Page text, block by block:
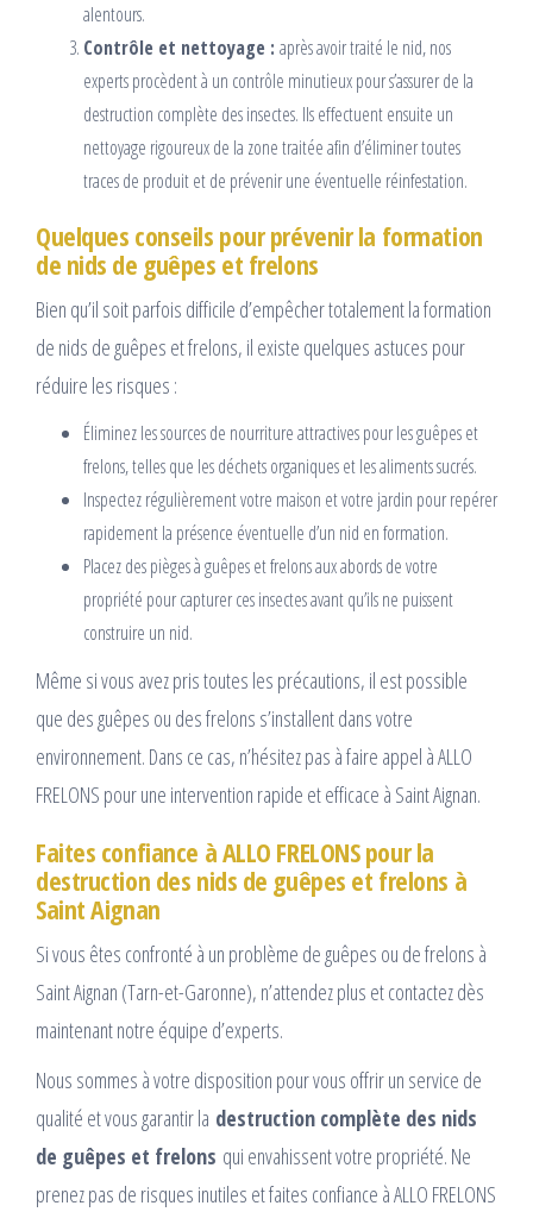
alentours.
Contrôle et nettoyage : après avoir traité le nid, nos
experts procèdent à un contrôle minutieux pour s’assurer de la
destruction complète des insectes. Ils effectuent ensuite un
nettoyage rigoureux de la zone traitée afin d’éliminer toutes
traces de produit et de prévenir une éventuelle réinfestation.
Quelques conseils pour prévenir la formation
de nids de guêpes et frelons
Bien qu’il soit parfois difficile d’empêcher totalement la formation
de nids de guêpes et frelons, il existe quelques astuces pour
réduire les risques :
Éliminez les sources de nourriture attractives pour les guêpes et
frelons, telles que les déchets organiques et les aliments sucrés.
Inspectez régulièrement votre maison et votre jardin pour repérer
rapidement la présence éventuelle d’un nid en formation.
Placez des pièges à guêpes et frelons aux abords de votre
propriété pour capturer ces insectes avant qu’ils ne puissent
construire un nid.
Même si vous avez pris toutes les précautions, il est possible
que des guêpes ou des frelons s’installent dans votre
environnement. Dans ce cas, n’hésitez pas à faire appel à ALLO
FRELONS pour une intervention rapide et efficace à Saint Aignan.
Faites confiance à ALLO FRELONS pour la
destruction des nids de guêpes et frelons à
Saint Aignan
Si vous êtes confronté à un problème de guêpes ou de frelons à
Saint Aignan (Tarn-et-Garonne), n’attendez plus et contactez dès
maintenant notre équipe d’experts.
Nous sommes à votre disposition pour vous offrir un service de
qualité et vous garantir la destruction complète des nids
de guêpes et frelons qui envahissent votre propriété. Ne
prenez pas de risques inutiles et faites confiance à ALLO FRELONS